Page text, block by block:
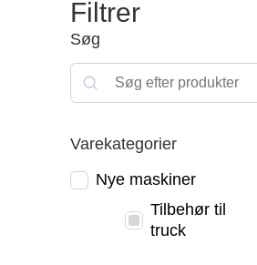
Filtrer
Søg
Varekategorier
Nye maskiner
Tilbehør til
truck